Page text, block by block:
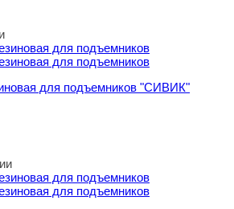
для подъемников "СИВИК"
для подъемников "СИВИК"
для подъемников "СИВИК". КОРД